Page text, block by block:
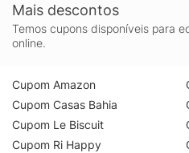
Mais descontos
Temos cupons disponíveis para
online.
Cupom Amazon
Cupom Casas Bahia
Cupom Le Biscuit
Cupom Ri Happy